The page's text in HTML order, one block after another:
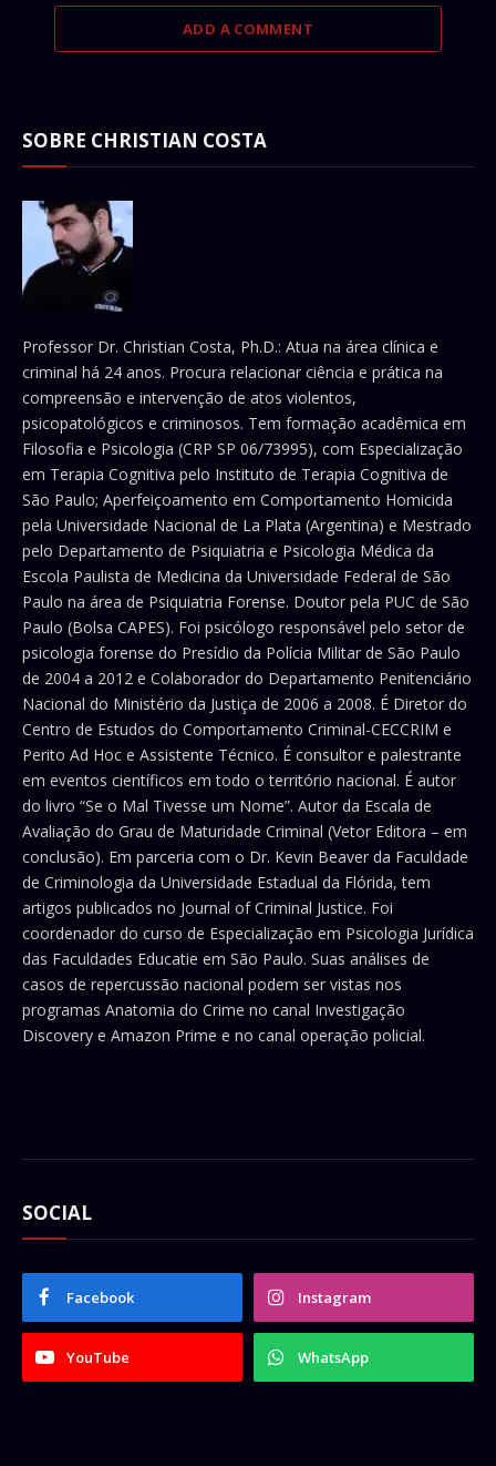
ADD A COMMENT
SOBRE CHRISTIAN COSTA
Professor Dr. Christian Costa, Ph.D.: Atua na área clínica e
criminal há 24 anos. Procura relacionar ciência e prática na
compreensão e intervenção de atos violentos,
psicopatológicos e criminosos. Tem formação acadêmica em
Filosofia e Psicologia (CRP SP 06/73995), com Especialização
em Terapia Cognitiva pelo Instituto de Terapia Cognitiva de
São Paulo; Aperfeiçoamento em Comportamento Homicida
pela Universidade Nacional de La Plata (Argentina) e Mestrado
pelo Departamento de Psiquiatria e Psicologia Médica da
Escola Paulista de Medicina da Universidade Federal de São
Paulo na área de Psiquiatria Forense. Doutor pela PUC de São
Paulo (Bolsa CAPES). Foi psicólogo responsável pelo setor de
psicologia forense do Presídio da Polícia Militar de São Paulo
de 2004 a 2012 e Colaborador do Departamento Penitenciário
Nacional do Ministério da Justiça de 2006 a 2008. É Diretor do
Centro de Estudos do Comportamento Criminal-CECCRIM e
Perito Ad Hoc e Assistente Técnico. É consultor e palestrante
em eventos científicos em todo o território nacional. É autor
do livro “Se o Mal Tivesse um Nome”. Autor da Escala de
Avaliação do Grau de Maturidade Criminal (Vetor Editora – em
conclusão). Em parceria com o Dr. Kevin Beaver da Faculdade
de Criminologia da Universidade Estadual da Flórida, tem
artigos publicados no Journal of Criminal Justice. Foi
coordenador do curso de Especialização em Psicologia Jurídica
das Faculdades Educatie em São Paulo. Suas análises de
casos de repercussão nacional podem ser vistas nos
programas Anatomia do Crime no canal Investigação
Discovery e Amazon Prime e no canal operação policial.
SOCIAL
Facebook Instagram
YouTube WhatsApp